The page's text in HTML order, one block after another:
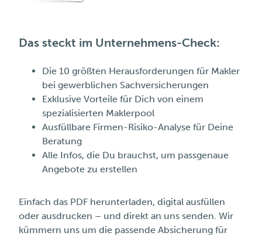
Das steckt im Unternehmens-Check:
Die 10 größten Herausforderungen für Makler
bei gewerblichen Sachversicherungen
Exklusive Vorteile für Dich von einem
spezialisierten Maklerpool
Ausfüllbare Firmen-Risiko-Analyse für Deine
Beratung
Alle Infos, die Du brauchst, um passgenaue
Angebote zu erstellen
Einfach das PDF herunterladen, digital ausfüllen
oder ausdrucken – und direkt an uns senden. Wir
kümmern uns um die passende Absicherung für